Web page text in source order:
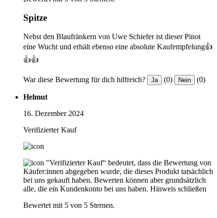
Spitze
Nebst den Blaufränkern von Uwe Schiefer ist dieser Pinot
eine Wucht und erhält ebenso eine absolute Kaufempfelung👍
👍👍
War diese Bewertung für dich hilfreich? Ja (0) Nein (0)
Helmut
16. Dezember 2024
Verifizierter Kauf
"Verifizierter Kauf“ bedeutet, dass die Bewertung von
Käufer:innen abgegeben wurde, die dieses Produkt tatsächlich
bei uns gekauft haben. Bewerten können aber grundsätzlich
alle, die ein Kundenkonto bei uns haben. Hinweis schließen
Bewertet mit 5 von 5 Sternen.